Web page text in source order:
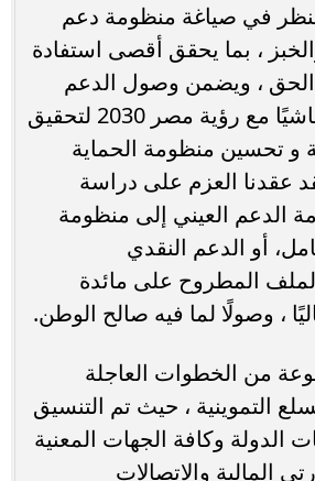
في صياغة منظومة دعم
، بما يحقق أقصى استفادة
، ويضمن وصول الدعم
إلى مستحقيه، تماشيًا مع رؤية مصر 2030 لتحقيق
و تحسين منظومة الحماية
عقدنا العزم على دراسة
الدعم العيني إلى منظومة
أو الدعم النقدي
المطروح على مائدة
، وصولًا لما فيه صالح الوطن.
من الخطوات العاجلة
التموينية ، حيث تم التنسيق
وكافة الجهات المعنية
المالية والاتصالات